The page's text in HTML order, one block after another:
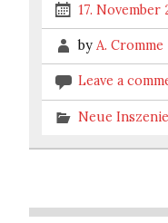
17. November
by A. Cromme
Leave a
Neue